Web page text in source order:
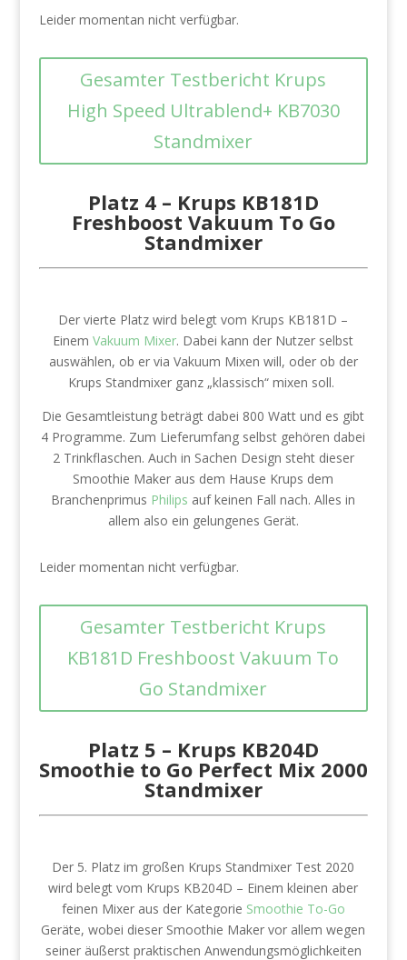
Leider momentan nicht verfügbar.
Gesamter Testbericht Krups
High Speed Ultrablend+ KB7030
Standmixer
Platz 4 – Krups KB181D
Freshboost Vakuum To Go
Standmixer
Der vierte Platz wird belegt vom Krups KB181D –
EinemVakuum Mixer. Dabei kann der Nutzer selbst
auswählen, ob er via Vakuum Mixen will, oder ob der
Krups Standmixer ganz „klassisch“ mixen soll.
Die Gesamtleistung beträgt dabei 800 Watt und es gibt
4 Programme. Zum Lieferumfang selbst gehören dabei
2 Trinkflaschen. Auch in Sachen Design steht dieser
Smoothie Maker aus dem Hause Krups dem
Branchenprimus Philips auf keinen Fall nach. Alles in
allem also ein gelungenes Gerät.
Leider momentan nicht verfügbar.
Gesamter Testbericht Krups
KB181D Freshboost Vakuum To
Go Standmixer
Platz 5 – Krups KB204D
Smoothie to Go Perfect Mix 2000
Standmixer
Der 5. Platz im großen Krups Standmixer Test 2020
wird belegt vom Krups KB204D – Einem kleinen aber
feinen Mixer aus der Kategorie Smoothie To-Go
Geräte, wobei dieser Smoothie Maker vor allem wegen
seiner äußerst praktischen Anwendungsmöglichkeiten